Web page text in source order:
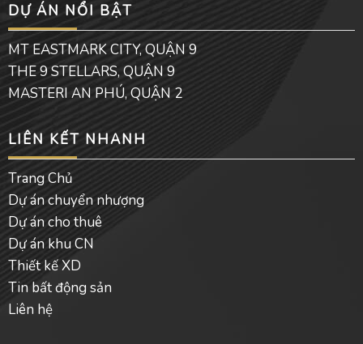
b
o
o
k
u
b
e
o
p
e
DỰ ÁN NỔI BẬT
MT EASTMARK CITY, QUẬN 9
THE 9 STELLARS, QUẬN 9
MASTERI AN PHÚ, QUẬN 2
LIÊN KẾT NHANH
Trang Chủ
Dự án chuyển nhượng
Dự án cho thuê
Dự án khu CN
Thiết kế XD
Tin bất động sản
Liên hệ